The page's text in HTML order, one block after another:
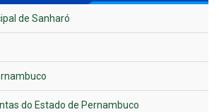
de Sanharó
do Estado de Pernambuco